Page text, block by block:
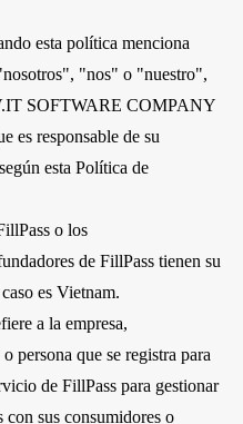
esta política menciona
"nos" o "nuestro",
SOFTWARE COMPANY
es responsable de su
esta Política de
o los
de FillPass tienen su
es Vietnam.
a la empresa,
persona que se registra para
de FillPass para gestionar
con sus consumidores o